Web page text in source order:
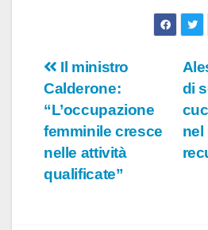
Navigazione
articoli
di
nel
Il ministro
Calderone:
“L’occupazione
femminile cresce
nelle attività
qualificate”